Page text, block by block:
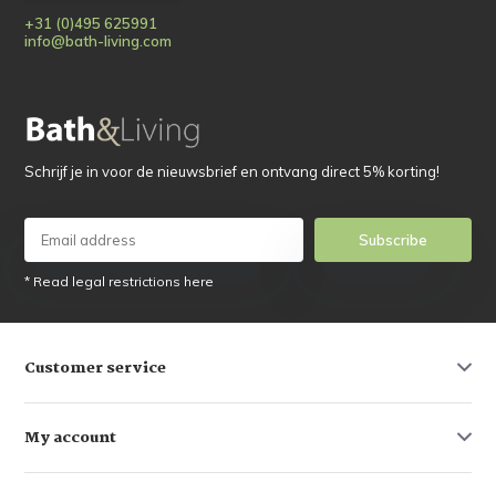
+31 (0)495 625991
info@bath-living.com
Schrijf je in voor de nieuwsbrief en ontvang direct 5% korting!
Subscribe
* Read legal restrictions here
Customer service
My account